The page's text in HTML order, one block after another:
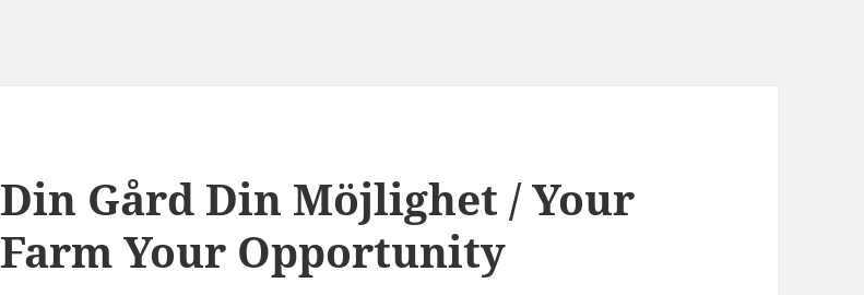
Din Gård Din Möjlighet / Your
Farm Your Opportunity